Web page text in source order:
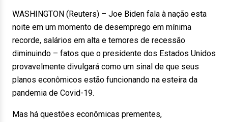
WASHINGTON (Reuters) – Joe Biden fala à nação esta
noite em um momento de desemprego em mínima
recorde, salários em alta e temores de recessão
diminuindo – fatos que o presidente dos Estados Unidos
provavelmente divulgará como um sinal de que seus
planos econômicos estão funcionando na esteira da
pandemia de Covid-19.
Mas há questões econômicas prementes,